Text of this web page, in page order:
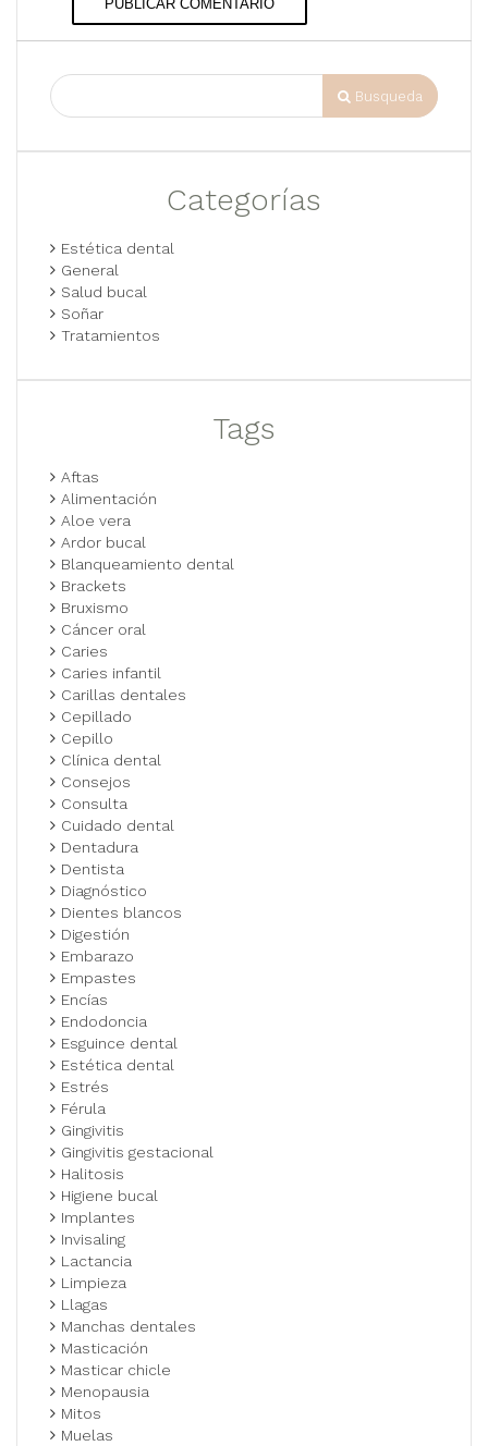
PUBLICAR COMENTARIO
Busqueda
Categorías
Estética dental
General
Salud bucal
Soñar
Tratamientos
Tags
Aftas
Alimentación
Aloe vera
Ardor bucal
Blanqueamiento dental
Brackets
Bruxismo
Cáncer oral
Caries
Caries infantil
Carillas dentales
Cepillado
Cepillo
Clínica dental
Consejos
Consulta
Cuidado dental
Dentadura
Dentista
Diagnóstico
Dientes blancos
Digestión
Embarazo
Empastes
Encías
Endodoncia
Esguince dental
Estética dental
Estrés
Férula
Gingivitis
Gingivitis gestacional
Halitosis
Higiene bucal
Implantes
Invisaling
Lactancia
Limpieza
Llagas
Manchas dentales
Masticación
Masticar chicle
Menopausia
Mitos
Muelas